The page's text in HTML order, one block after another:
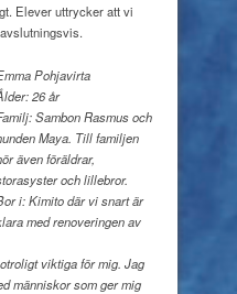
Elever uttrycker att vi
Pohjavirta
26 år
Sambon Rasmus och
Maya. Till familjen
även föräldrar,
och lillebror.
i: Kimito där vi snart är
med renoveringen av
viktiga för mig. Jag
människor som ger mig